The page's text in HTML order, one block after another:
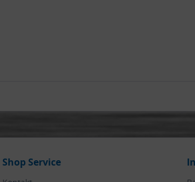
Shop Service